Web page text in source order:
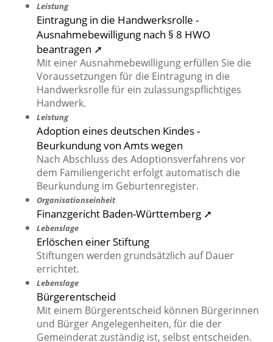
Leistung
Eintragung in die Handwerksrolle -
Ausnahmebewilligung nach § 8 HWO
beantragen ➚
Mit einer Ausnahmebewilligung erfüllen Sie die
Voraussetzungen für die Eintragung in die
Handwerksrolle für ein zulassungspflichtiges
Handwerk.
Leistung
Adoption eines deutschen Kindes -
Beurkundung von Amts wegen
Nach Abschluss des Adoptionsverfahrens vor
dem Familiengericht erfolgt automatisch die
Beurkundung im Geburtenregister.
Organisationseinheit
Finanzgericht Baden-Württemberg ➚
Lebenslage
Erlöschen einer Stiftung
Stiftungen werden grundsätzlich auf Dauer
errichtet.
Lebenslage
Bürgerentscheid
Mit einem Bürgerentscheid können Bürgerinnen
und Bürger Angelegenheiten, für die der
Gemeinderat zuständig ist, selbst entscheiden.